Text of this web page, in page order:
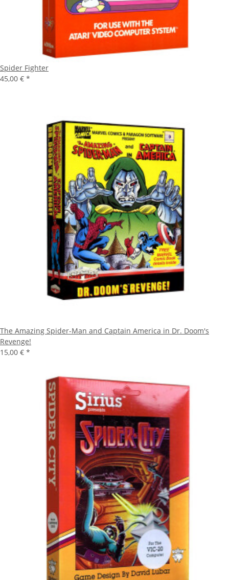
Spider Fighter
45,00 € *
The Amazing Spider-Man and Captain America in Dr. Doom's
Revenge!
15,00 € *